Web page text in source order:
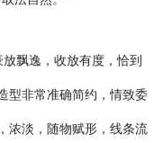
飘逸，收放有度，恰到
型非常准确简约，情致委
浓淡，随物赋形，线条流